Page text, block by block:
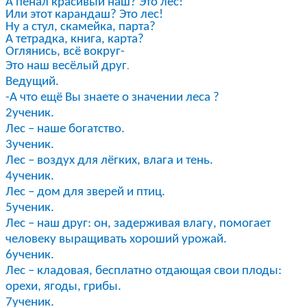
Или этот карандаш? Это лес!
Ну а стул, скамейка, парта?
А тетрадка, книга, карта?
Оглянись, всё вокруг-
Это наш весёлый друг.
Ведущий.
-А что ещё Вы знаете о значении леса ?
2ученик.
Лес – наше богатство.
3ученик.
Лес – воздух для лёгких, влага и тень.
4ученик.
Лес – дом для зверей и птиц.
5ученик.
Лес – наш друг: он, задерживая влагу, помогает
человеку выращивать хороший урожай.
6ученик.
Лес – кладовая, бесплатно отдающая свои плоды:
орехи, ягоды, грибы.
7ученик.